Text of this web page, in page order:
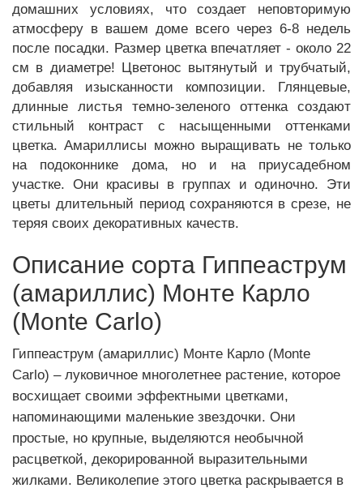
домашних условиях, что создает неповторимую
атмосферу в вашем доме всего через 6-8 недель
после посадки. Размер цветка впечатляет - около 22
см в диаметре! Цветонос вытянутый и трубчатый,
добавляя изысканности композиции. Глянцевые,
длинные листья темно-зеленого оттенка создают
стильный контраст с насыщенными оттенками
цветка. Амариллисы можно выращивать не только
на подоконнике дома, но и на приусадебном
участке. Они красивы в группах и одиночно. Эти
цветы длительный период сохраняются в срезе, не
теряя своих декоративных качеств.
Описание сорта Гиппеаструм
(амариллис) Монте Карло
(Monte Carlo)
Гиппеаструм (амариллис) Монте Карло (Monte
Carlo) – луковичное многолетнее растение, которое
восхищает своими эффектными цветками,
напоминающими маленькие звездочки. Они
простые, но крупные, выделяются необычной
расцветкой, декорированной выразительными
жилками. Великолепие этого цветка раскрывается в